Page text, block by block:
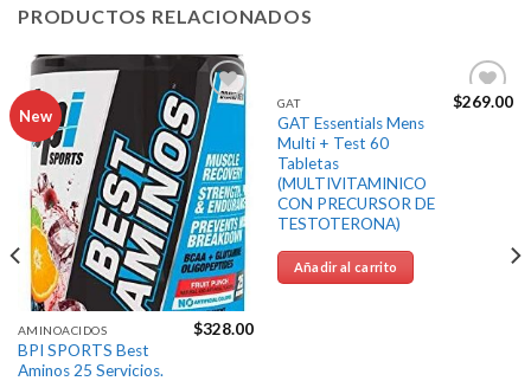
PRODUCTOS RELACIONADOS
New
Agregar
a la
Lista de
deseos
AMINOACIDOS
BPI SPORTS Best
Aminos 25 Servicios.
$328.00
Agregar
GAT
GAT Essentials Mens
Multi + Test 60
Tabletas
(MULTIVITAMINICO
CON PRECURSOR DE
TESTOTERONA)
$269.00
Añadir al carrito